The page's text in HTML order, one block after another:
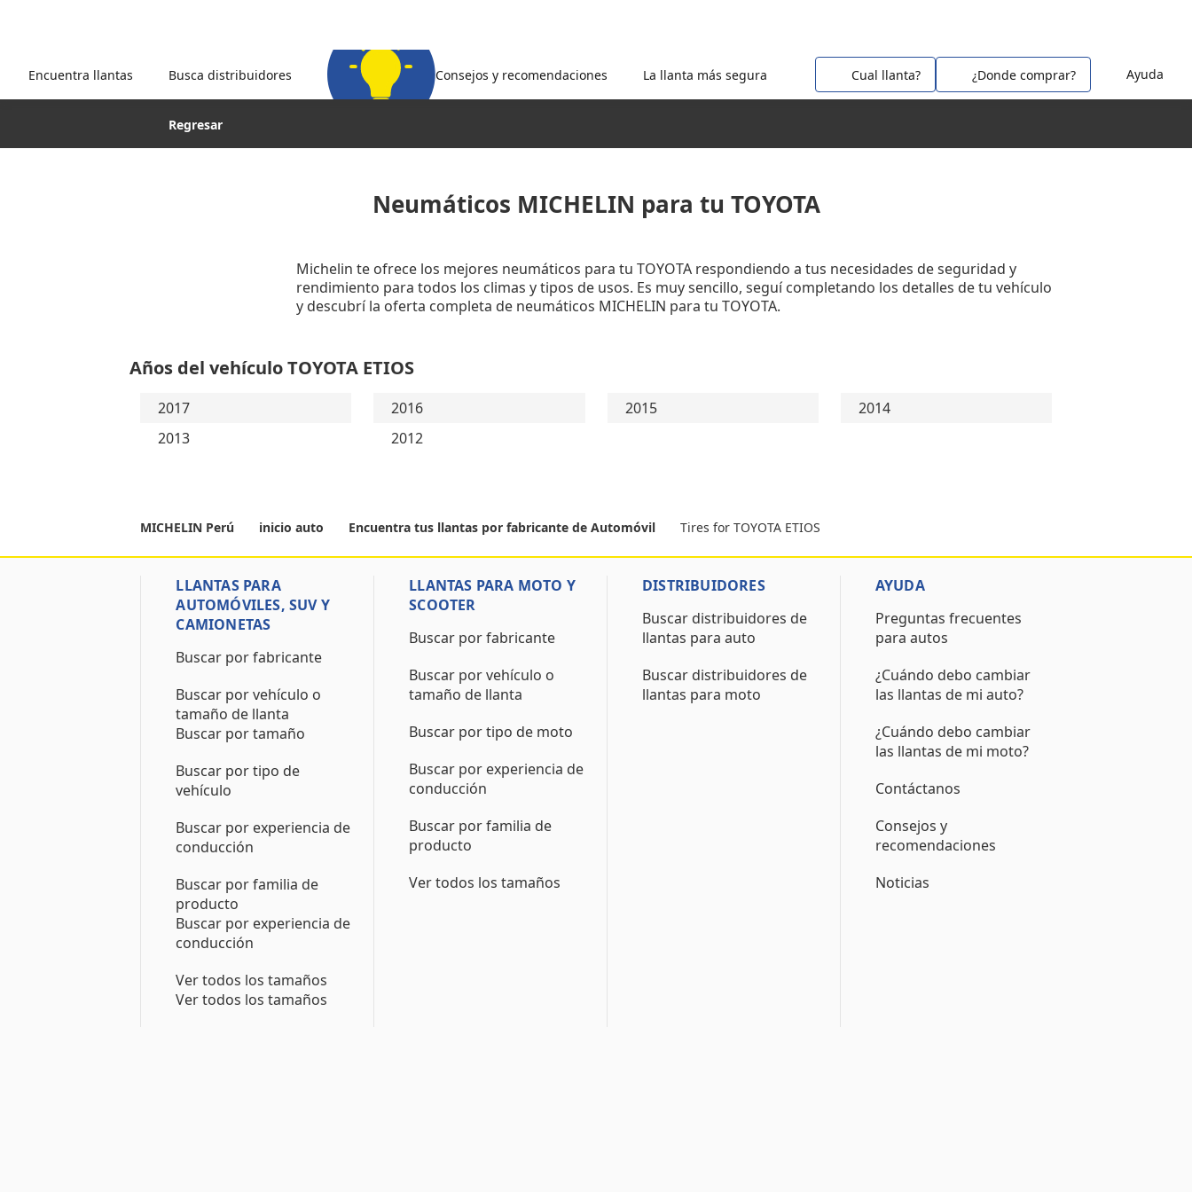
Ayuda
Encuentra llantas Busca distribuidores Consejos y recomendaciones La llanta más segura Cual llanta? ¿Donde comprar?
Regresar
Neumáticos MICHELIN para tu TOYOTA
Michelin te ofrece los mejores neumáticos para tu TOYOTA respondiendo a tus necesidades de seguridad y
rendimiento para todos los climas y tipos de usos. Es muy sencillo, seguí completando los detalles de tu vehículo
y descubrí la oferta completa de neumáticos MICHELIN para tu TOYOTA.
Años del vehículo TOYOTA ETIOS
2017 2016 2015
2014
2013
2012
MICHELIN Perú inicio auto Encuentra tus llantas por fabricante de Automóvil Tires for TOYOTA ETIOS
LLANTAS PARA
AUTOMÓVILES, SUV Y
CAMIONETAS
Buscar por fabricante
Buscar por vehículo o
tamaño de llanta
Buscar por tamaño
Buscar por tipo de
vehículo
Buscar por experiencia de
conducción
Buscar por familia de
producto
Buscar por experiencia de
conducción
Ver todos los tamaños
Ver todos los tamaños
LLANTAS PARA MOTO Y
SCOOTER
Buscar por fabricante
Buscar por vehículo o
tamaño de llanta
Buscar por tipo de moto
Buscar por experiencia de
conducción
Buscar por familia de
producto
Ver todos los tamaños
DISTRIBUIDORES
Buscar distribuidores de
llantas para auto
Buscar distribuidores de
llantas para moto
AYUDA
Preguntas frecuentes
para autos
¿Cuándo debo cambiar
las llantas de mi auto?
¿Cuándo debo cambiar
las llantas de mi moto?
Contáctanos
Consejos y
recomendaciones
Noticias